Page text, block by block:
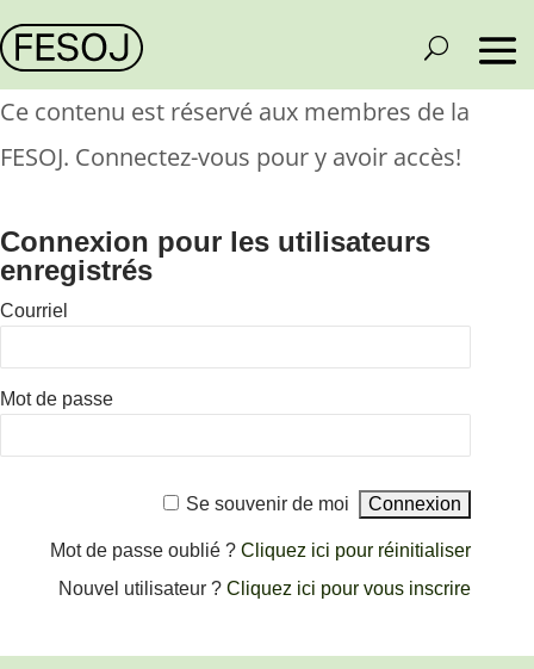
Ce contenu est réservé aux membres de la
FESOJ. Connectez-vous pour y avoir accès!
Connexion pour les utilisateurs
enregistrés
Courriel
Mot de passe
Se souvenir de moi
Mot de passe oublié ?Cliquez ici pour réinitialiser
Nouvel utilisateur ?Cliquez ici pour vous inscrire